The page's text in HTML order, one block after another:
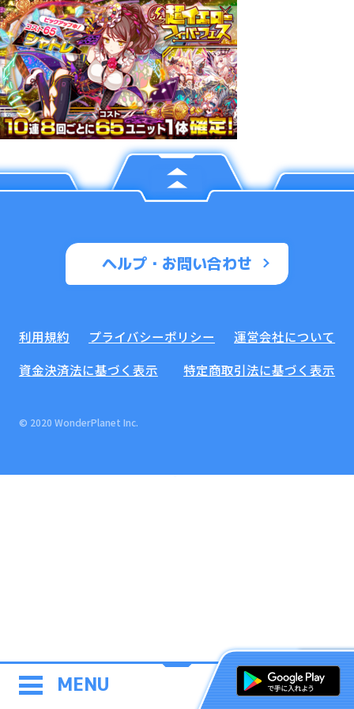
MENU
ヘルプ・お問い合わせ
利用規約 プライバシーポリシー
運営会社について
資金決済法に基づく表示
特定商取引法に基づく表示
© 2020 WonderPlanet Inc.